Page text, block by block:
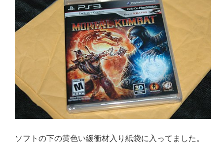
ソフトの下の黄色い緩衝材入り紙袋に入ってました。